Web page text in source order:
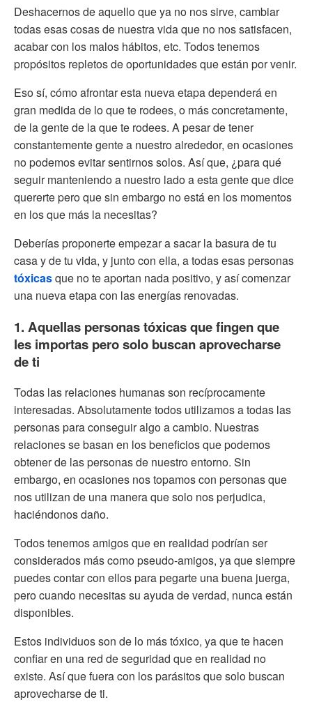
Deshacernos de aquello que ya no nos sirve, cambiar
todas esas cosas de nuestra vida que no nos satisfacen,
acabar con los malos hábitos, etc. Todos tenemos
propósitos repletos de oportunidades que están por venir.
Eso sí, cómo afrontar esta nueva etapa dependerá en
gran medida de lo que te rodees, o más concretamente,
de la gente de la que te rodees. A pesar de tener
constantemente gente a nuestro alrededor, en ocasiones
no podemos evitar sentirnos solos. Así que, ¿para qué
seguir manteniendo a nuestro lado a esta gente que dice
quererte pero que sin embargo no está en los momentos
en los que más la necesitas?
Deberías proponerte empezar a sacar la basura de tu
casa y de tu vida, y junto con ella, a todas esas personas
tóxicasque no te aportan nada positivo, y así comenzar
una nueva etapa con las energías renovadas.
1. Aquellas personas tóxicas que fingen que
les importas pero solo buscan aprovecharse
de ti
Todas las relaciones humanas son recíprocamente
interesadas. Absolutamente todos utilizamos a todas las
personas para conseguir algo a cambio. Nuestras
relaciones se basan en los beneficios que podemos
obtener de las personas de nuestro entorno. Sin
embargo, en ocasiones nos topamos con personas que
nos utilizan de una manera que solo nos perjudica,
haciéndonos daño.
Todos tenemos amigos que en realidad podrían ser
considerados más como pseudo-amigos, ya que siempre
puedes contar con ellos para pegarte una buena juerga,
pero cuando necesitas su ayuda de verdad, nunca están
disponibles.
Estos individuos son de lo más tóxico, ya que te hacen
confiar en una red de seguridad que en realidad no
existe. Así que fuera con los parásitos que solo buscan
aprovecharse de ti.